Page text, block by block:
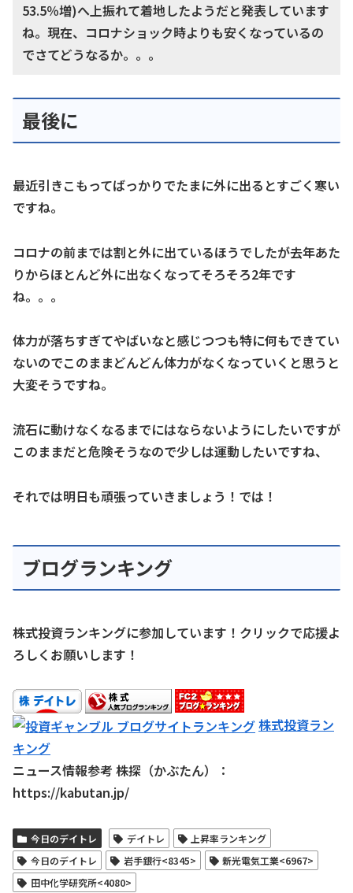
53.5％増)へ上振れて着地したようだと発表しています
ね。現在、コロナショック時よりも安くなっているの
でさてどうなるか。。。
最後に
最近引きこもってばっかりでたまに外に出るとすごく寒い
ですね。
コロナの前までは割と外に出ているほうでしたが去年あた
りからほとんど外に出なくなってそろそろ2年です
ね。。。
体力が落ちすぎてやばいなと感じつつも特に何もできてい
ないのでこのままどんどん体力がなくなっていくと思うと
大変そうですね。
流石に動けなくなるまでにはならないようにしたいですが
このままだと危険そうなので少しは運動したいですね、
それでは明日も頑張っていきましょう！では！
ブログランキング
株式投資ランキングに参加しています！クリックで応援よ
ろしくお願いします！
株式投資ラン
キング
ニュース情報参考 株探（かぶたん）：
https://kabutan.jp/
今日のデイトレ デイトレ
上昇率ランキング
今日のデイトレ
岩手銀行<8345>
新光電気工業<6967>
田中化学研究所<4080>